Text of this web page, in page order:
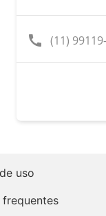
call (11)
uso
frequentes